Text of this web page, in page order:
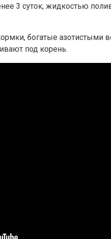
3 суток; жидкостью
богатые азотистыми
под корень.